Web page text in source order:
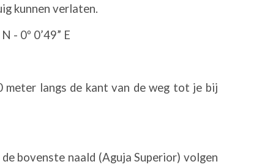
kunnen verlaten.
- 0º 0’49” E
meter langs de kant van de weg tot je bij
bovenste naald (Aguja Superior) volgen